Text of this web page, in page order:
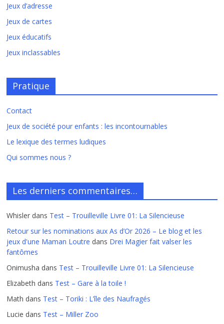
Jeux d’adresse
Jeux de cartes
Jeux éducatifs
Jeux inclassables
Pratique
Contact
Jeux de société pour enfants : les incontournables
Le lexique des termes ludiques
Qui sommes nous ?
Les derniers commentaires…
Whisler dans Test – Trouilleville Livre 01: La Silencieuse
Retour sur les nominations aux As d’Or 2026 – Le blog et les
jeux d'une Maman Loutre dans Drei Magier fait valser les
fantômes
Onimusha dans Test – Trouilleville Livre 01: La Silencieuse
Elizabeth dans Test – Gare à la toile !
Math dans Test – Toriki : L’île des Naufragés
Lucie dans Test – Miller Zoo